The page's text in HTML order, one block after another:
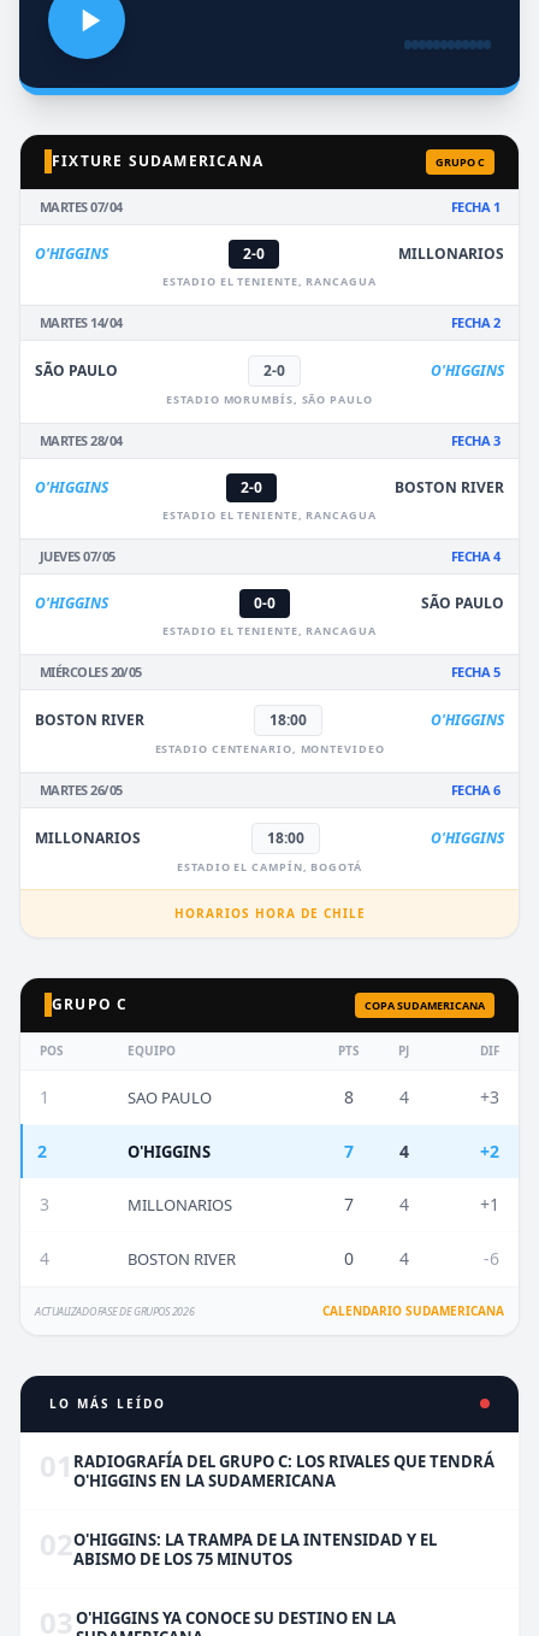
FIXTURE SUDAMERICANA GRUPO C
MARTES 07/04 FECHA 1
O'HIGGINS 2-0 MILLONARIOS
ESTADIO EL TENIENTE, RANCAGUA
MARTES 14/04 FECHA 2
SÃO PAULO 2-0 O'HIGGINS
ESTADIO MORUMBÍS, SÃO PAULO
MARTES 28/04 FECHA 3
O'HIGGINS 2-0 BOSTON RIVER
ESTADIO EL TENIENTE, RANCAGUA
JUEVES 07/05 FECHA 4
O'HIGGINS 0-0 SÃO PAULO
ESTADIO EL TENIENTE, RANCAGUA
MIÉRCOLES 20/05 FECHA 5
BOSTON RIVER 18:00 O'HIGGINS
ESTADIO CENTENARIO, MONTEVIDEO
MARTES 26/05 FECHA 6
MILLONARIOS 18:00 O'HIGGINS
ESTADIO EL CAMPÍN, BOGOTÁ
HORARIOS HORA DE CHILE
GRUPO C COPA SUDAMERICANA
POS EQUIPO PTS PJ DIF
1 SAO PAULO 8 4 +3
2 O'HIGGINS 7 4 +2
3 MILLONARIOS 7 4 +1
4 BOSTON RIVER 0 4 -6
ACTUALIZADO FASE DE GRUPOS 2026 CALENDARIO SUDAMERICANA
LO MÁS LEÍDO
01 RADIOGRAFÍA DEL GRUPO C: LOS RIVALES QUE TENDRÁ
O'HIGGINS EN LA SUDAMERICANA
02O'HIGGINS: LA TRAMPA DE LA INTENSIDAD Y EL
ABISMO DE LOS 75 MINUTOS
03 O'HIGGINS YA CONOCE SU DESTINO EN LA